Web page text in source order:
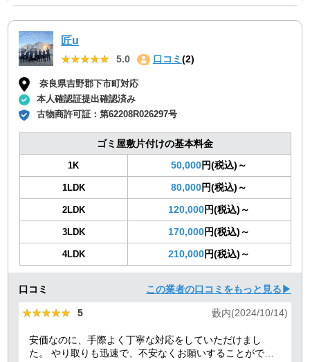
匠u
★★★★★
★★★★★ 5.0 口コミ (2)
奈良県吉野郡下市町対応
本人確認証提出確認済み
古物商許可証：第62208R026297号
ゴミ屋敷片付けの基本料金
1K 50,000円(税込)～
1LDK 80,000円(税込)～
2LDK 120,000円(税込)～
3LDK 170,000円(税込)～
4LDK 210,000円(税込)～
口コミ この業者の口コミをもっと見る▶
★★★★★
★★★★★ 5 藪内(2024/10/14)
安価なのに、手際よく丁寧な対応をしていただけまし
た。 やり取りも迅速で、不安なくお願いすることができ